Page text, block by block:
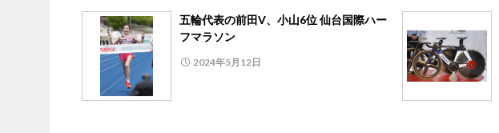
五輪代表の前田V、小山6位 仙台国際ハー
フマラソン
2024年5月12日